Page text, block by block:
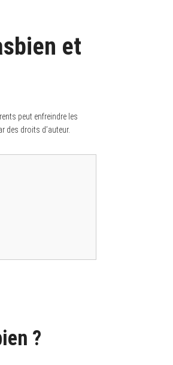
et
peut enfreindre les
des droits d’auteur.
?